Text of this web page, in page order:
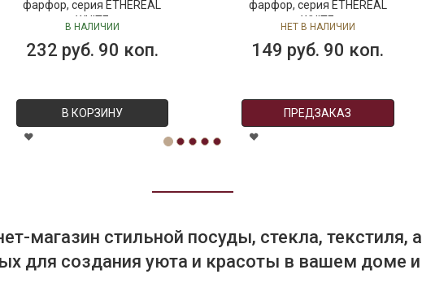
фарфор, серия ETHEREAL
WHITE
В НАЛИЧИИ
232 руб. 90 коп.
В КОРЗИНУ
фарфор, серия ETHEREAL
WHITE
НЕТ В НАЛИЧИИ
149 руб. 90 коп.
ПРЕДЗАКАЗ
магазин стильной посуды, стекла,
для создания уюта и красоты в вашем доме